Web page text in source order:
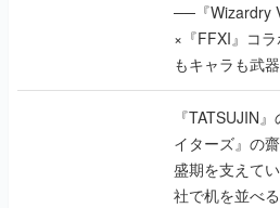
──『Wizardry
×『FFXI』コ
もキャラも武
で作り込まれ
く
『TATSUJIN
イターズ』の
盛期を支えて
社で机を並べ